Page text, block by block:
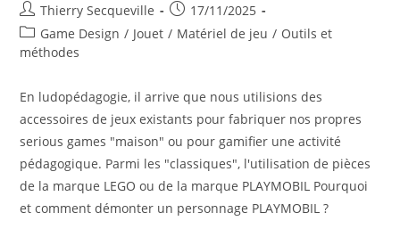
Auteur/autrice
de
la
Thierry Secqueville
Publication
publiée :
17/11/2025
Post
category:
Game Design / Jouet / Matériel de jeu / Outils et
méthodes
En ludopédagogie, il arrive que nous utilisions des
accessoires de jeux existants pour fabriquer nos propres
serious games "maison" ou pour gamifier une activité
pédagogique. Parmi les "classiques", l'utilisation de pièces
de la marque LEGO ou de la marque PLAYMOBIL Pourquoi
et comment démonter un personnage PLAYMOBIL ?